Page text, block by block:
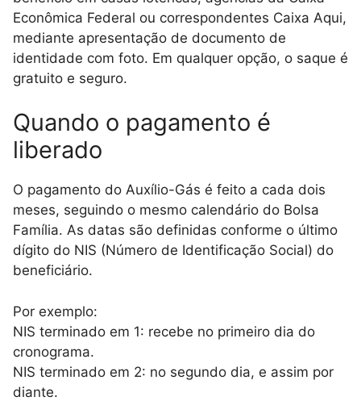
Econômica Federal ou correspondentes Caixa Aqui,
mediante apresentação de documento de
identidade com foto. Em qualquer opção, o saque é
gratuito e seguro.
Quando o pagamento é
liberado
O pagamento do Auxílio-Gás é feito a cada dois
meses, seguindo o mesmo calendário do Bolsa
Família. As datas são definidas conforme o último
dígito do NIS (Número de Identificação Social) do
beneficiário.
Por exemplo:
NIS terminado em 1: recebe no primeiro dia do
cronograma.
NIS terminado em 2: no segundo dia, e assim por
diante.